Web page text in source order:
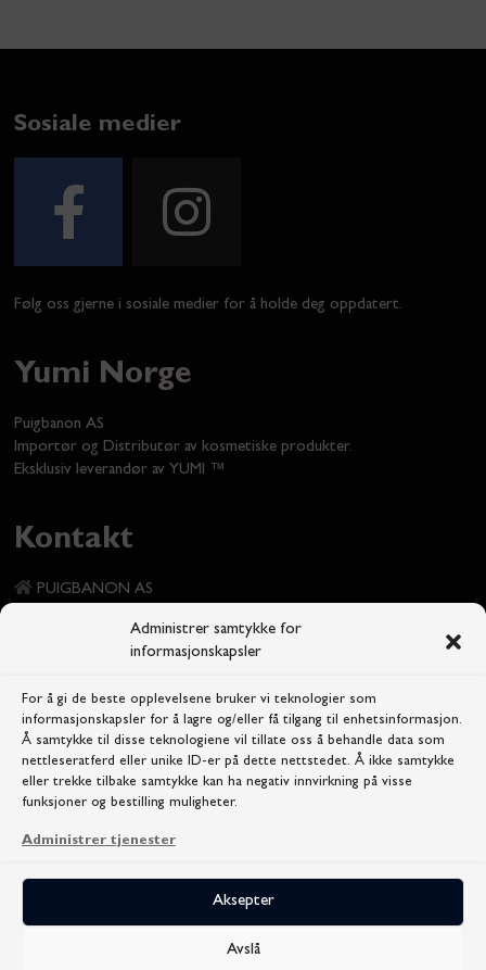
Administrer samtykke for
informasjonskapsler
For å gi de beste opplevelsene bruker vi teknologier som
informasjonskapsler for å lagre og/eller få tilgang til enhetsinformasjon.
Å samtykke til disse teknologiene vil tillate oss å behandle data som
nettleseratferd eller unike ID-er på dette nettstedet. Å ikke samtykke
eller trekke tilbake samtykke kan ha negativ innvirkning på visse
funksjoner og bestilling muligheter.
Administrer tjenester
Aksepter
Avslå
Sosiale medier
Følg oss gjerne i sosiale medier for å holde deg oppdatert.
Yumi Norge
Puigbanon AS
Importør og Distributør av kosmetiske produkter.
Eksklusiv leverandør av YUMI ™
Kontakt
PUIGBANON AS
info@yumi.no
Personvernerklæring
Cookie Policy
Salgsbetingelser